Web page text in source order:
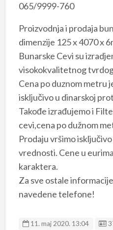
065/9999-760
Proizvodnja i prodaja
dimenzije 125 x 4070 x
Bunarske Cevi su
visokokvalitetnog
Cena po duznom metru
isključivo u dinarskoj
Takođe izrađujemo i
cevi,cena po dužnom
Prodaju vršimo
vrednosti. Cene u
karaktera.
Za sve ostale
navedene telefone!
11. maj 2020. 13:04